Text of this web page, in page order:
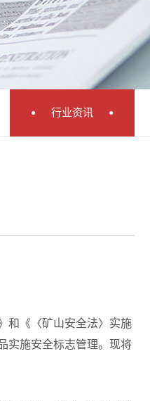
行业资讯
和《〈矿山安全法〉实施
实施安全标志管理。现将